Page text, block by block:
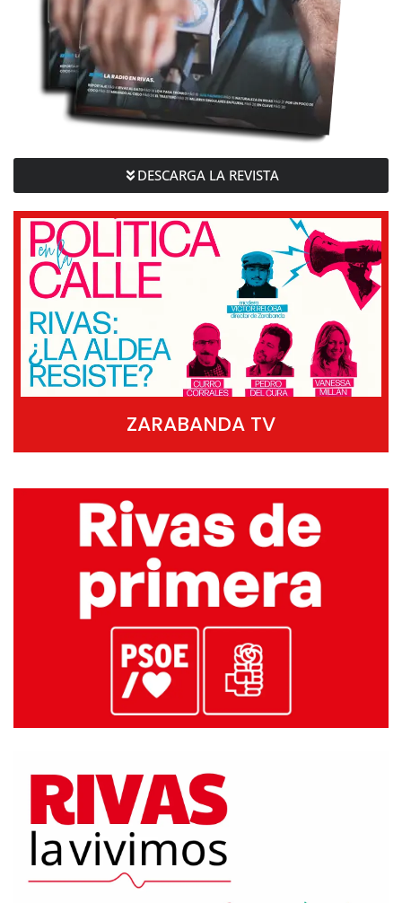
DESCARGA LA REVISTA
ZARABANDA TV